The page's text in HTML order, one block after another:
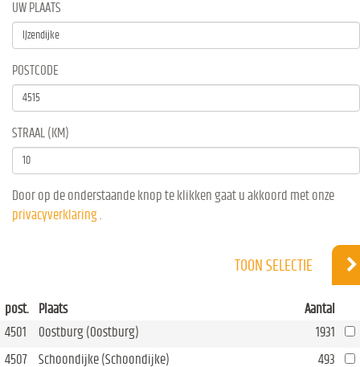
UW PLAATS
POSTCODE
STRAAL (KM)
Door op de onderstaande knop te klikken gaat u akkoord met onze
privacyverklaring
TOON SELECTIE
post. Plaats
Aantal
4501
Oostburg (Oostburg)
1931
4507
Schoondijke (Schoondijke)
493